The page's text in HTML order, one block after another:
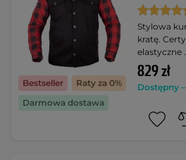
Bestseller
Raty za 0%
Darmowa dostawa
Stylowa
kratę.
elastyczne
829 zł
Dostępny –